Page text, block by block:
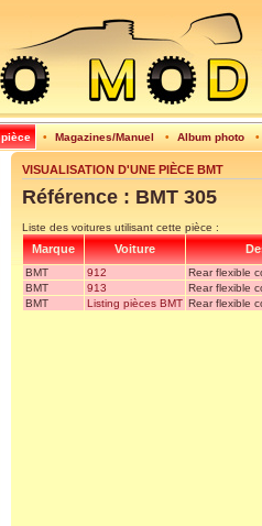
pièce • Magazines/Manuel • Album photo •
VISUALISATION D'UNE PIÈCE BMT
Référence : BMT 305
Liste des voitures utilisant cette pièce :
Marque Voiture
BMT 912
Rear flexible
BMT
913
Rear flexible
BMT
Listing pièces BMT Rear flexible